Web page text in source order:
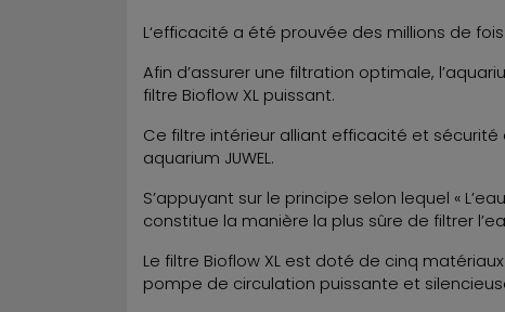
L‘efficacité a été prouvée des millions de
Afin d’assurer une filtration optimale,
filtre Bioflow XL puissant.
Ce filtre intérieur alliant efficacité et sécurité
aquarium JUWEL.
S’appuyant sur le principe selon lequel «
constitue la manière la plus sûre de filtrer
Le filtre Bioflow XL est doté de cinq
pompe de circulation puissante et